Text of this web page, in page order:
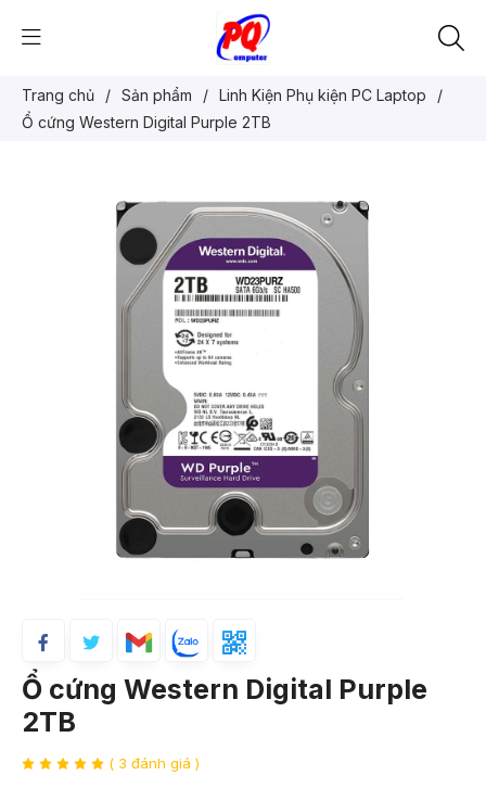
Trang chủ / Sản phẩm / Linh Kiện Phụ kiện PC Laptop
/
Ổ cứng Western Digital Purple 2TB
Ổ cứng Western Digital Purple
2TB
( 3 đánh giá )